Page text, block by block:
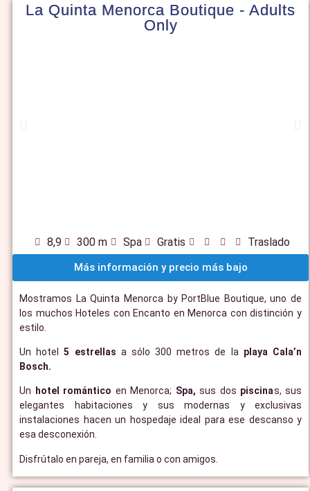
La Quinta Menorca Boutique - Adults
Only
8,9 300 m Spa Gratis Traslado
Más información y precio más bajo
Mostramos La Quinta Menorca by PortBlue Boutique, uno de
los muchos Hoteles con Encanto en Menorca con distinción y
estilo.
Un hotel 5 estrellas a sólo 300 metros de la playa Cala’n
Bosch.
Un hotel romántico en Menorca; Spa, sus dos piscinas, sus
elegantes habitaciones y sus modernas y exclusivas
instalaciones hacen un hospedaje ideal para ese descanso y
esa desconexión.
Disfrútalo en pareja, en familia o con amigos.